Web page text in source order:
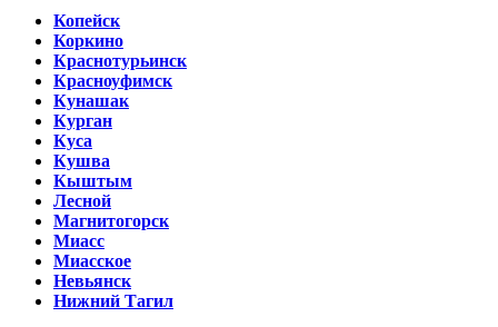
Копейск
Коркино
Краснотурьинск
Красноуфимск
Кунашак
Курган
Куса
Кушва
Кыштым
Лесной
Магнитогорск
Миасс
Миасское
Невьянск
Нижний Тагил